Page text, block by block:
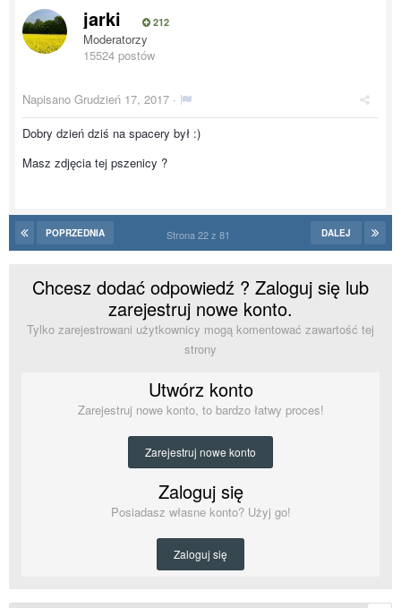
jarki 212
Moderatorzy
15524 postów
Napisano Grudzień 17, 2017 ·
Dobry dzień dziś na spacery był :)
Masz zdjęcia tej pszenicy ?
POPRZEDNIA DALEJ
Strona 22 z 81
Chcesz dodać odpowiedź ? Zaloguj się lub
zarejestruj nowe konto.
Tylko zarejestrowani użytkownicy mogą komentować zawartość tej
strony
Utwórz konto
Zarejestruj nowe konto, to bardzo łatwy proces!
Zarejestruj nowe konto
Zaloguj się
Posiadasz własne konto? Użyj go!
Zaloguj się